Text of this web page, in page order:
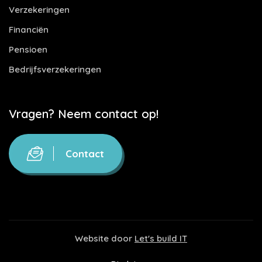
Verzekeringen
Financiën
Pensioen
Bedrijfsverzekeringen
Vragen? Neem contact op!
Contact
Website door Let's build IT